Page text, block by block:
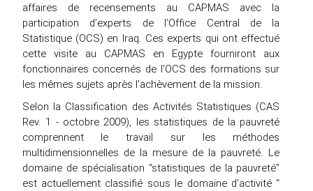
affaires de recensements au CAPMAS avec la
participation d’experts de l’Office Central de la
Statistique (OCS) en Iraq. Ces experts qui ont effectué
cette visite au CAPMAS en Egypte fourniront aux
fonctionnaires concernés de l’OCS des formations sur
les mêmes sujets après l’achèvement de la mission.
Selon la Classification des Activités Statistiques (CAS
Rev. 1 - octobre 2009), les statistiques de la pauvreté
comprennent le travail sur les méthodes
multidimensionnelles de la mesure de la pauvreté. Le
domaine de spécialisation “statistiques de la pauvreté”
est actuellement classifié sous le domaine d’activité “